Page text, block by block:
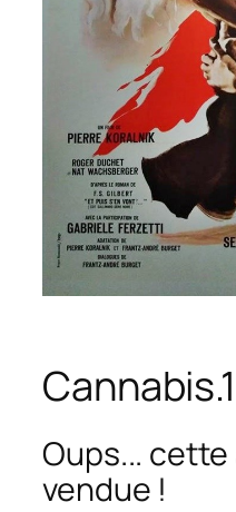
Oups...
vendue !